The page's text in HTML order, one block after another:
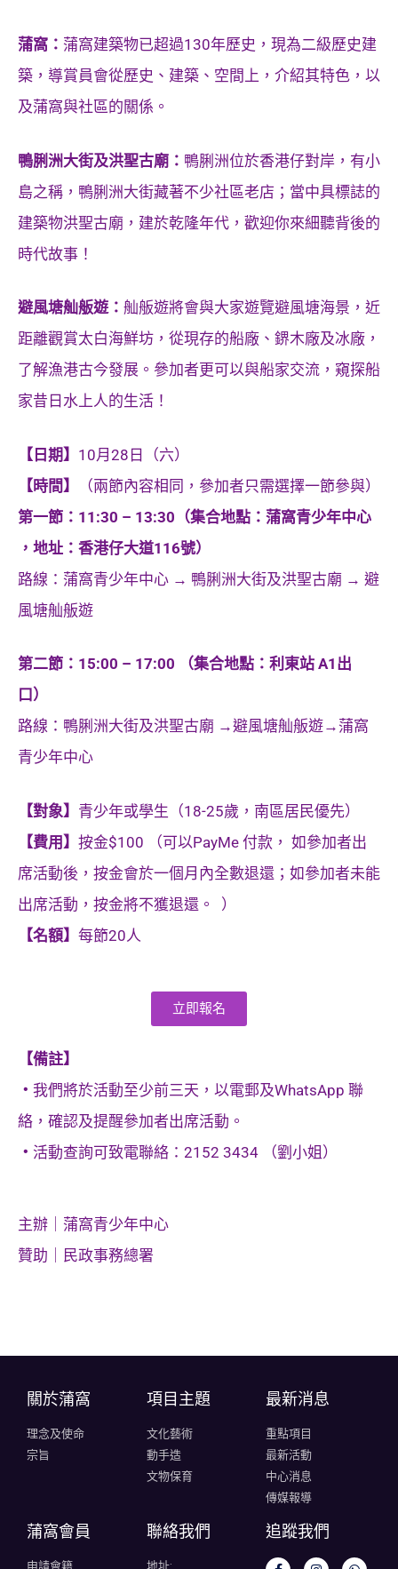
蒲窩： 蒲窩建築物已超過130年歷史，現為二級歷史建
築，導賞員會從歷史、建築、空間上，介紹其特色，以
及蒲窩與社區的關係。
鴨脷洲大街及洪聖古廟： 鴨脷洲位於香港仔對岸，有小
島之稱，鴨脷洲大街藏著不少社區老店；當中具標誌的
建築物洪聖古廟，建於乾隆年代，歡迎你來細聽背後的
時代故事！
避風塘舢舨遊： 舢舨遊將會與大家遊覽避風塘海景，近
距離觀賞太白海鮮坊，從現存的船廠、鎅木廠及冰廠，
了解漁港古今發展。參加者更可以與船家交流，窺探船
家昔日水上人的生活！
【日期】 10月28日（六）
【時間】
（兩節內容相同，參加者只需選擇一節參與）
第一節：11:30 – 13:30（集合地點：蒲窩青少年中心
，地址：香港仔大道116號）
路線：蒲窩青少年中心 → 鴨脷洲大街及洪聖古廟 → 避
風塘舢舨遊
第二節：15:00 – 17:00 （集合地點：利東站 A1出
口）
路線：鴨脷洲大街及洪聖古廟 →避風塘舢舨遊→蒲窩
青少年中心
【對象】 青少年或學生（18-25歲，南區居民優先）
【費用】 按金$100 （可以PayMe 付款， 如參加者出
席活動後，按金會於一個月內全數退還；如參加者未能
出席活動，按金將不獲退還。 ）
【名額】 每節20人
立即報名
【備註】
・ 我們將於活動至少前三天，以電郵及WhatsApp 聯
絡，確認及提醒參加者出席活動。
・ 活動查詢可致電聯絡：2152 3434 （劉小姐）
主辦｜蒲窩青少年中心
贊助｜民政事務總署
關於蒲窩​
理念及使命
宗旨
項目主題
文化藝術
動手造
文物保育
最新消息
重點項目
最新活動
中心消息
傳媒報導
蒲窩會員
申請會籍
聯絡我們
地址:
追蹤我們